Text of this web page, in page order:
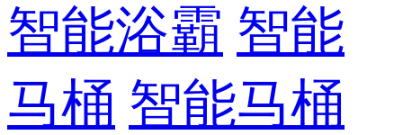
智能浴霸 智能
马桶 智能马桶